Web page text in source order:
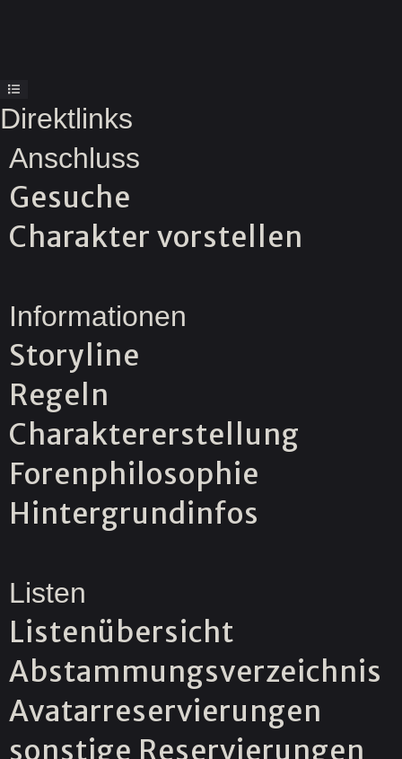
Direktlinks
Anschluss
Gesuche
Charakter vorstellen
Informationen
Storyline
Regeln
Charaktererstellung
Forenphilosophie
Hintergrundinfos
Listen
Listenübersicht
Abstammungsverzeichnis
Avatarreservierungen
sonstige Reservierungen